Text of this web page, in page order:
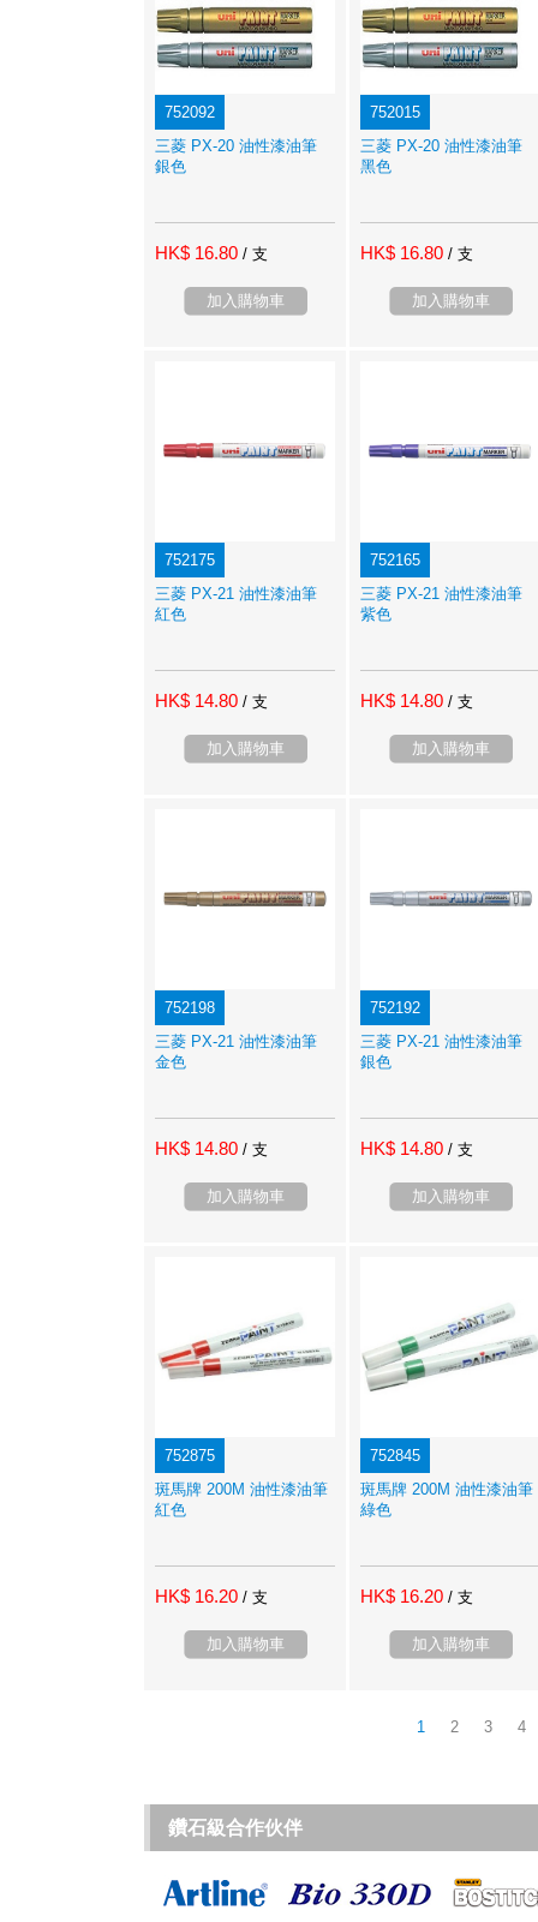
752092
三菱 PX-20 油性漆油筆
銀色
HK$ 16.80 / 支
加入購物車
752015
三菱 PX-20 油性漆油筆
黑色
HK$ 16.80 / 支
加入購物車
752175
三菱 PX-21 油性漆油筆
紅色
HK$ 14.80 / 支
加入購物車
752165
三菱 PX-21 油性漆油筆
紫色
HK$ 14.80 / 支
加入購物車
752198
三菱 PX-21 油性漆油筆
金色
HK$ 14.80 / 支
加入購物車
752192
三菱 PX-21 油性漆油筆
銀色
HK$ 14.80 / 支
加入購物車
752875
斑馬牌 200M 油性漆油筆
紅色
HK$ 16.20 / 支
加入購物車
752845
斑馬牌 200M 油性漆油筆
綠色
HK$ 16.20 / 支
加入購物車
1 2 3 4
鑽石級合作伙伴